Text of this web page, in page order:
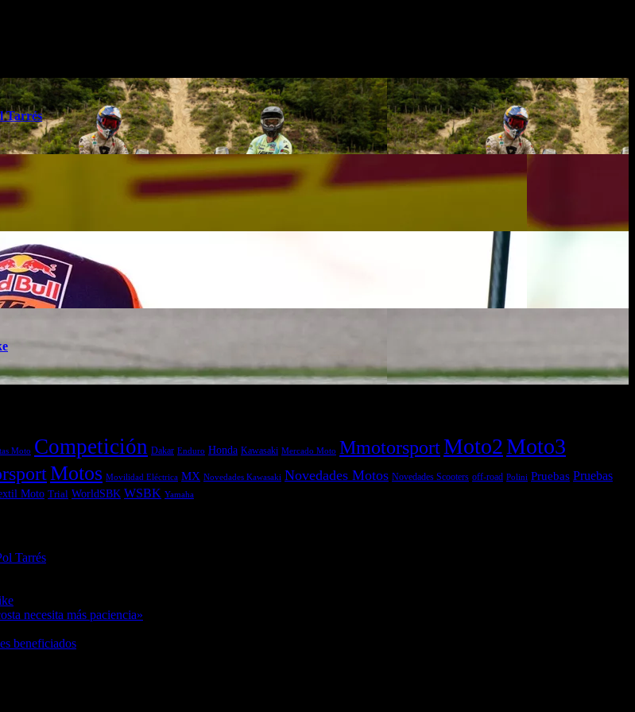
Tarrés
Moto Competición Dakar Enduro Honda Kawasaki Mercado Moto MmotorsportMoto2Moto3
Motos Movilidad Eléctrica MX Novedades Kawasaki Novedades Motos Novedades Scooters off-road Polini Pruebas Pruebas
Moto Trial WorldSBK WSBK Yamaha
Tarrés
necesita más paciencia»
beneficiados